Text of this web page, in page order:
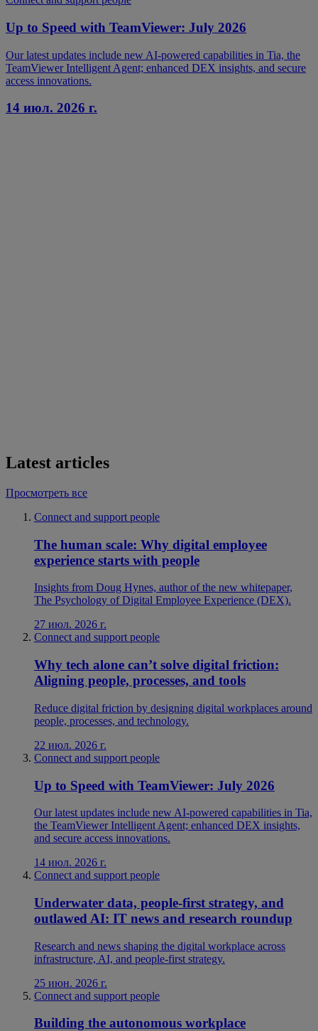
Up to Speed with TeamViewer: July 2026
Our latest updates include new AI-powered capabilities in Tia, the
TeamViewer Intelligent Agent; enhanced DEX insights, and secure
access innovations.
14 июл. 2026 г.
Latest articles
Просмотреть все
Connect and support people
The human scale: Why digital employee
experience starts with people
Insights from Doug Hynes, author of the new whitepaper,
The Psychology of Digital Employee Experience (DEX).
27 июл. 2026 г.
Connect and support people
Why tech alone can’t solve digital friction:
Aligning people, processes, and tools
Reduce digital friction by designing digital workplaces around
people, processes, and technology.
22 июл. 2026 г.
Connect and support people
Up to Speed with TeamViewer: July 2026
Our latest updates include new AI-powered capabilities in Tia,
the TeamViewer Intelligent Agent; enhanced DEX insights,
and secure access innovations.
14 июл. 2026 г.
Connect and support people
Underwater data, people-first strategy, and
outlawed AI: IT news and research roundup
Research and news shaping the digital workplace across
infrastructure, AI, and people-first strategy.
25 июн. 2026 г.
Connect and support people
Building the autonomous workplace